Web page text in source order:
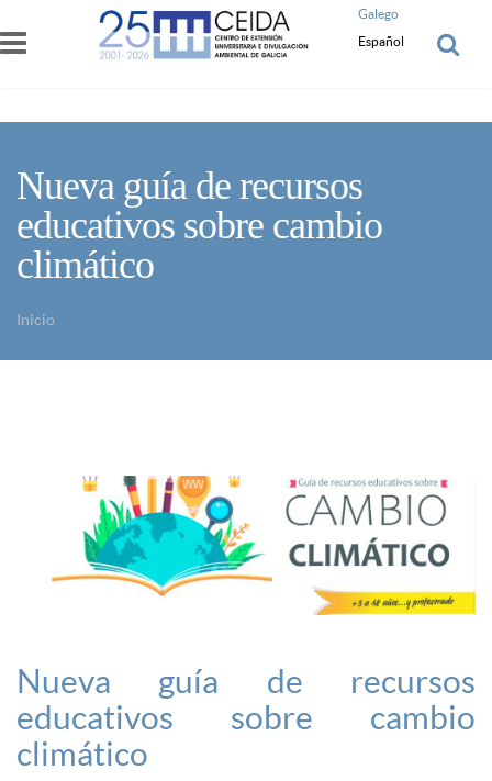
Pasar al contenido principal
Galego
Español
Nueva guía de recursos
educativos sobre cambio
climático
Inicio
Nueva guía de recursos
educativos sobre cambio
climático